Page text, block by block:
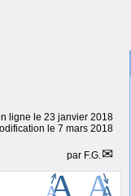
ligne le 23 janvier 2018
le 7 mars 2018
par F.G.